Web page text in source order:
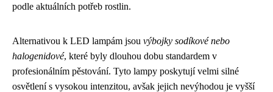
podle aktuálních potřeb rostlin.
Alternativou k LED lampám jsou výbojky sodíkové nebo
halogenidové, které byly dlouhou dobu standardem v
profesionálním pěstování. Tyto lampy poskytují velmi silné
osvětlení s vysokou intenzitou, avšak jejich nevýhodou je vyšší